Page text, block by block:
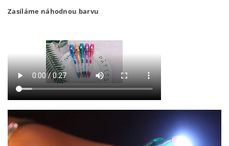
Zasíláme náhodnou barvu